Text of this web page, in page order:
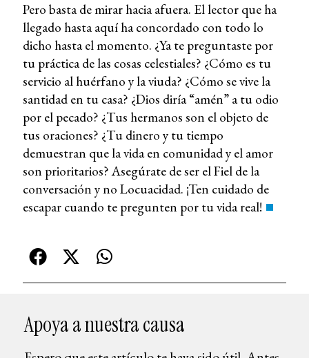
Pero basta de mirar hacia afuera. El lector que ha
llegado hasta aquí ha concordado con todo lo
dicho hasta el momento. ¿Ya te preguntaste por
tu práctica de las cosas celestiales? ¿Cómo es tu
servicio al huérfano y la viuda? ¿Cómo se vive la
santidad en tu casa? ¿Dios diría “amén” a tu odio
por el pecado? ¿Tus hermanos son el objeto de
tus oraciones? ¿Tu dinero y tu tiempo
demuestran que la vida en comunidad y el amor
son prioritarios? Asegúrate de ser el Fiel de la
conversación y no Locuacidad. ¡Ten cuidado de
escapar cuando te pregunten por tu vida real!
Apoya a nuestra causa